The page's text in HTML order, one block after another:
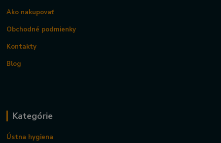
Ako nakupovať
Obchodné podmienky
Kontakty
Blog
Kategórie
Ústna hygiena